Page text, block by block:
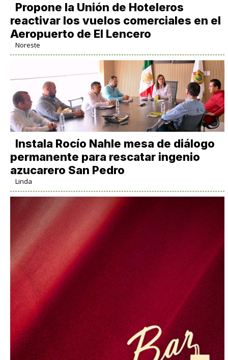
Propone la Unión de Hoteleros
reactivar los vuelos comerciales en el
Aeropuerto de El Lencero
Noreste
Instala Rocío Nahle mesa de diálogo
permanente para rescatar ingenio
azucarero San Pedro
Linda